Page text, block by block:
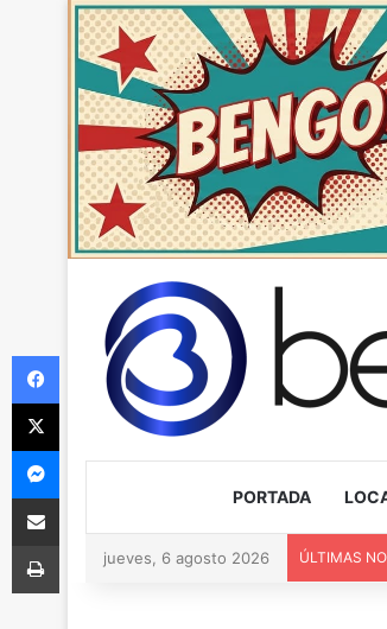
PORTADA
jueves, 6 agosto 2026 ÚLTIMAS
Facebook
X
Messenger
Compartir via Email